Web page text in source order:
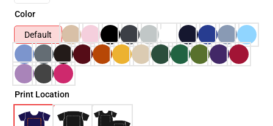
Color
Default
Print Location